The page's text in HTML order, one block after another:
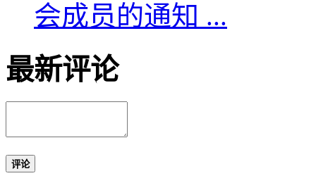
会成员的通知 ...
最新评论
评论